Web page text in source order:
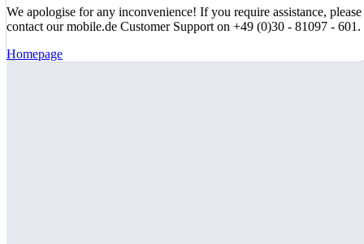
We apologise for any inconvenience! If you require assistance, please
contact our mobile.de Customer Support on +49 (0)30 - 81097 - 601.
Homepage